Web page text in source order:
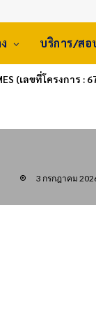
บริการ/สอ
(เลขที่โครงการ :
3 กรกฎาคม